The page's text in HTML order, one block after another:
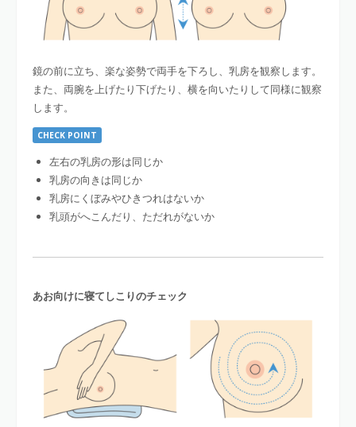
鏡の前に立ち、楽な姿勢で両手を下ろし、乳房を観察します。
また、両腕を上げたり下げたり、横を向いたりして同様に観察
します。
CHECK POINT
左右の乳房の形は同じか
乳房の向きは同じか
乳房にくぼみやひきつれはないか
乳頭がへこんだり、ただれがないか
あお向けに寝てしこりのチェック